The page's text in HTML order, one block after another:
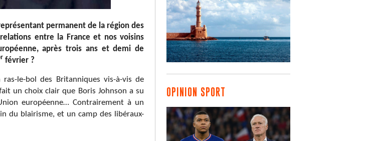
permanent de la région des
entre la France et nos voisins
après trois ans et demi de
février ?
le-bol des Britanniques vis-à-vis de
un choix clair que Boris Johnson a su
européenne… Contrairement à un
du blairisme, et un camp des libéraux-
OPINION SPORT